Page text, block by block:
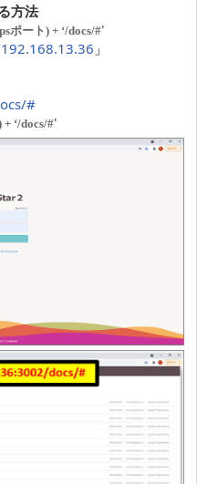
方法
ポート) + ‘/docs/#'
」
#
‘/docs/#'